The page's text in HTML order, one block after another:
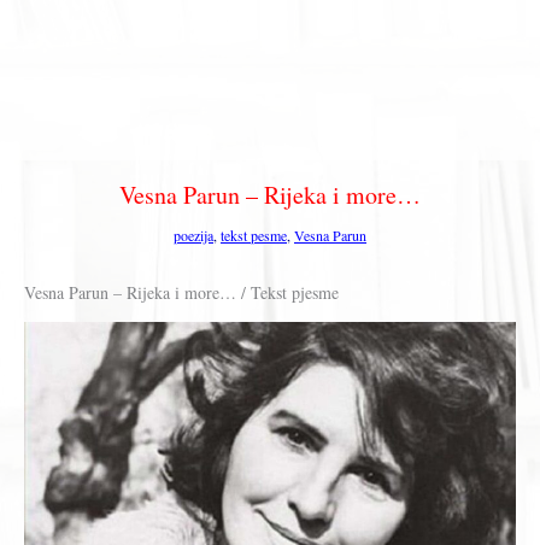
Vesna Parun – Rijeka i more…
poezija, tekst pesme, Vesna Parun
Vesna Parun – Rijeka i more… / Tekst pjesme